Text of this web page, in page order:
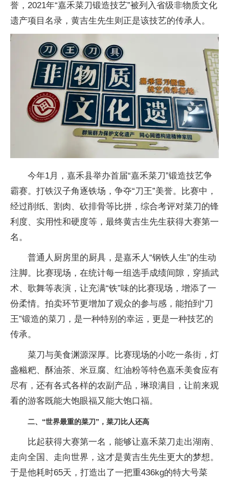
誉，2021年“嘉禾菜刀锻造技艺”被列入省级非物质文化
遗产项目名录，黄吉生先生则正是该技艺的传承人。
今年1月，嘉禾县举办首届“嘉禾菜刀”锻造技艺争
霸赛。打铁汉子角逐铁场，争夺“刀王”美誉。比赛中，
经过削纸、割肉、砍排骨等比拼，综合考评对菜刀的锋
利度、实用性和硬度等，最终黄吉生先生获得大赛第一
名。
普通人厨房里的厨具，是嘉禾人“钢铁人生”的生动
注脚。比赛现场，在统计每一组选手成绩间隙，穿插武
术、歌舞等表演，让充满“铁”味的比赛现场，增添了一
份柔情。拍卖环节更增加了观众的参与感，能拍到“刀
王”锻造的菜刀，是一种特别的幸运，更是一种技艺的
传承。
菜刀与美食渊源深厚。比赛现场的小吃一条街，灯
盏糍粑、酥油茶、米豆腐、红油粉等特色嘉禾美食应有
尽有，还有各式各样的农副产品，琳琅满目，让前来观
看的游客既能大饱眼福又能大饱口福。
二、“世界最重的菜刀”，菜刀比人还高
比起获得大赛第一名，能够让嘉禾菜刀走出湖南、
走向全国、走向世界，这才是黄吉生先生更大的梦想。
于是他耗时65天，打造出了一把重436kg的特大号菜